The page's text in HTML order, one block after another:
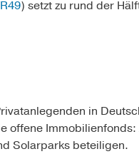
) setzt zu rund der
in
offene
Solarparks beteiligen.